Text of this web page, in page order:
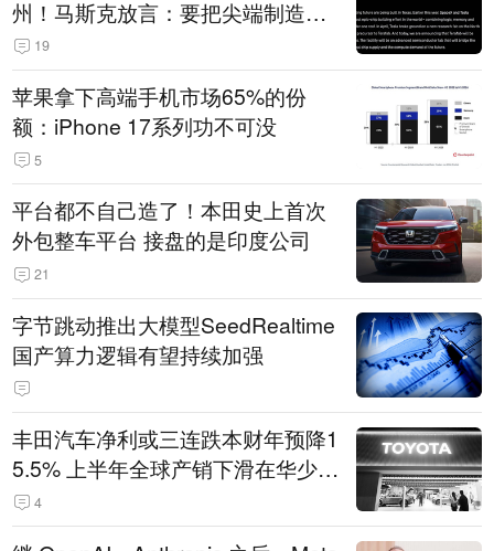
州！马斯克放言：要把尖端制造带
回美国
19
苹果拿下高端手机市场65%的份
额：iPhone 17系列功不可没
5
平台都不自己造了！本田史上首次
外包整车平台 接盘的是印度公司
21
字节跳动推出大模型SeedRealtime
国产算力逻辑有望持续加强
丰田汽车净利或三连跌本财年预降1
5.5% 上半年全球产销下滑在华少卖
14.3万辆
4